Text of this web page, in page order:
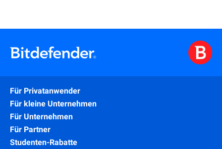
Für Privatanwender
Für kleine Unternehmen
Für Unternehmen
Für Partner
Studenten-Rabatte